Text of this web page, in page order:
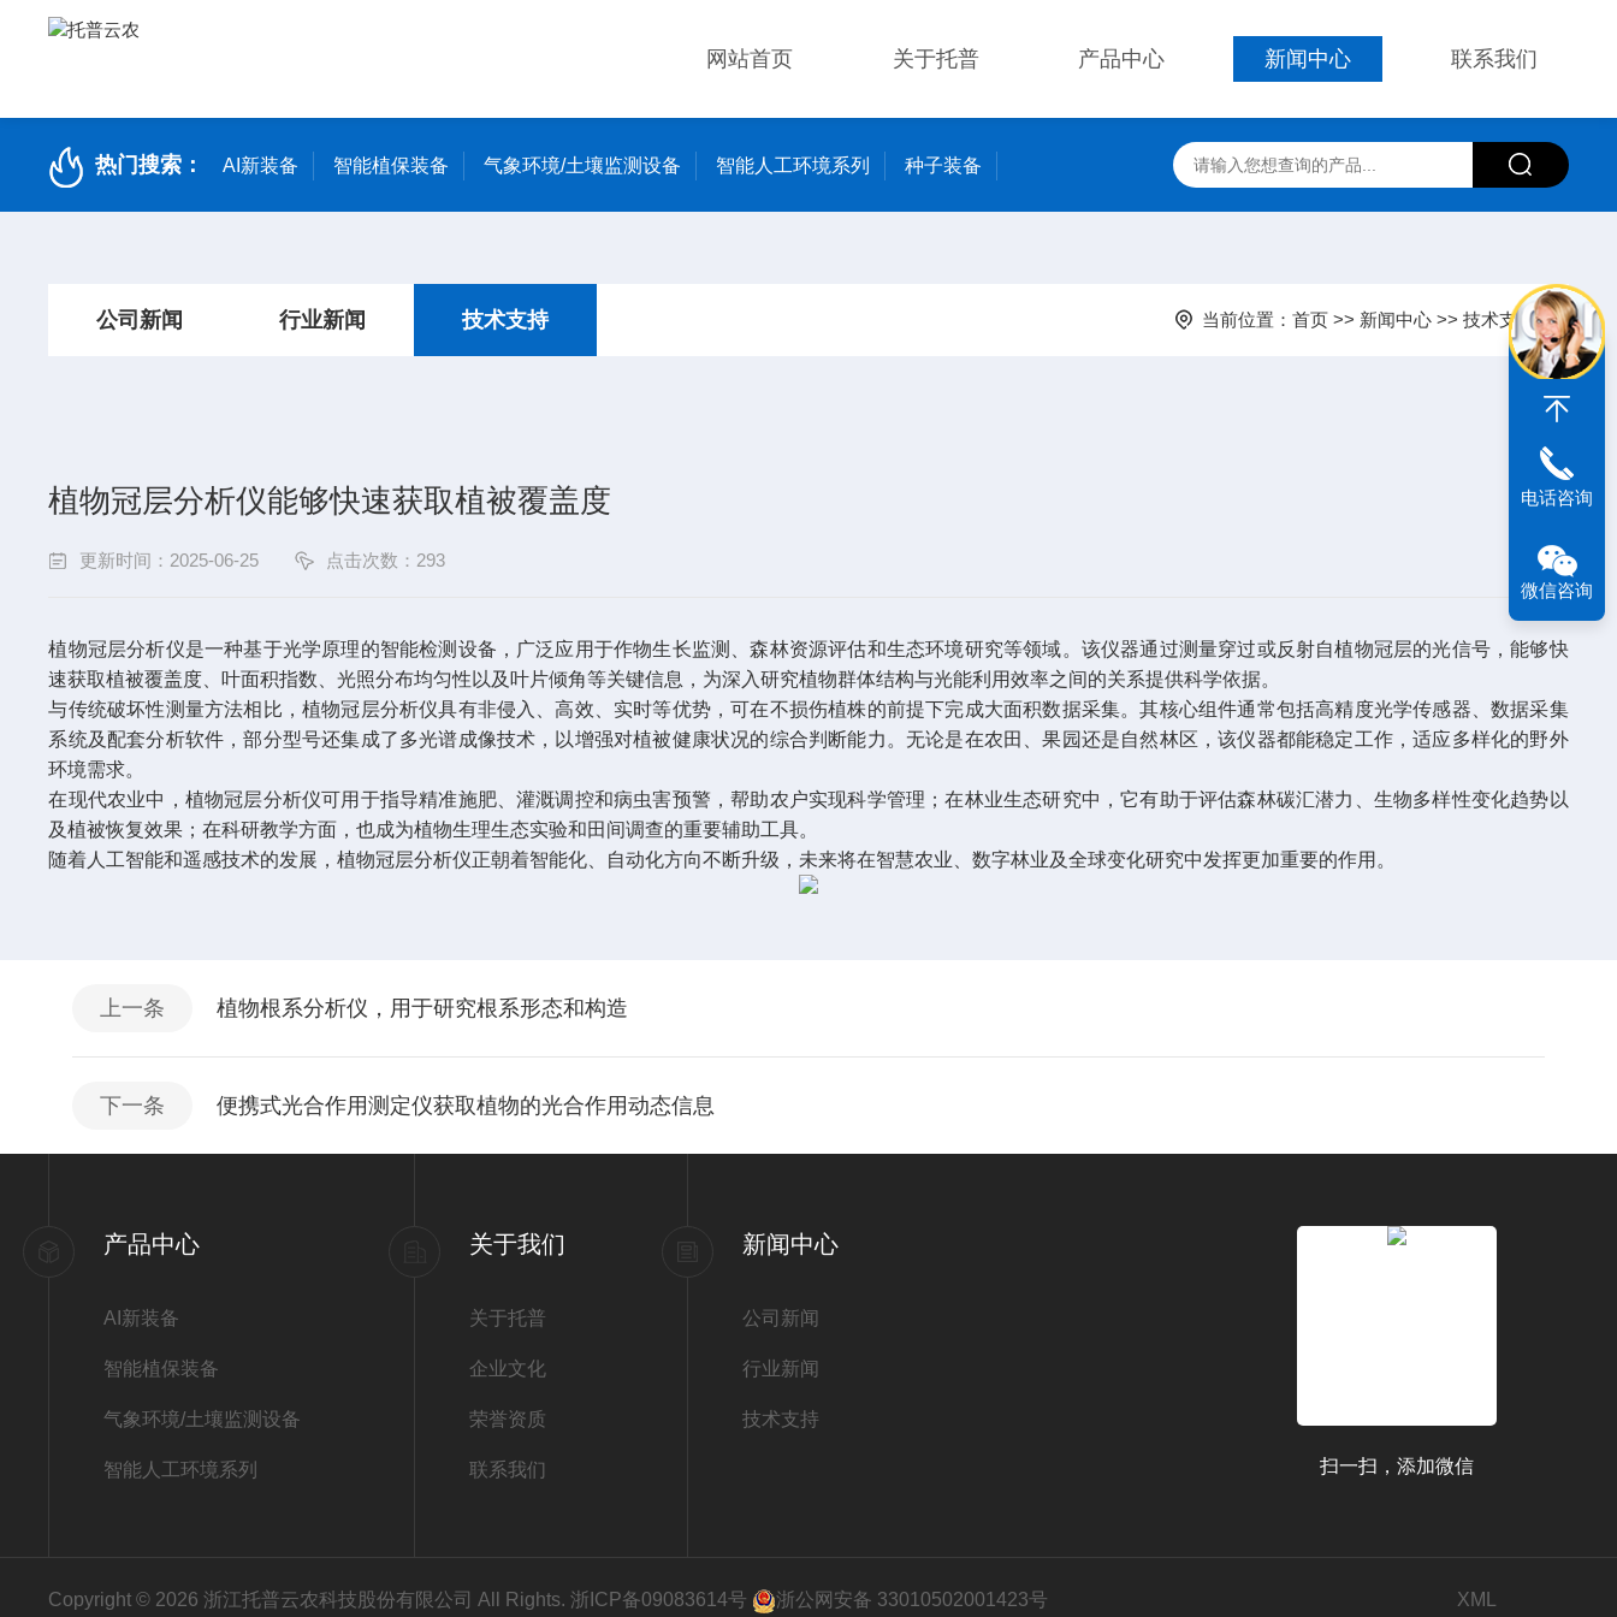
网站首页 关于托普 产品中心 新闻中心 联系我们
热门搜索： AI新装备 智能植保装备 气象环境/土壤监测设备 智能人工环境系列 种子装备
公司新闻 行业新闻 技术支持 当前位置： 首页>> 新闻中心>> 技术支持
植物冠层分析仪能够快速获取植被覆盖度
更新时间：2025-06-25 点击次数：293
植物冠层分析仪是一种基于光学原理的智能检测设备，广泛应用于作物生长监测、森林资源评估和生态环境研究等领域。该仪器通过测量穿过或反射自植物冠层的光信号，能够快
速获取植被覆盖度、叶面积指数、光照分布均匀性以及叶片倾角等关键信息，为深入研究植物群体结构与光能利用效率之间的关系提供科学依据。
与传统破坏性测量方法相比，植物冠层分析仪具有非侵入、高效、实时等优势，可在不损伤植株的前提下完成大面积数据采集。其核心组件通常包括高精度光学传感器、数据采集
系统及配套分析软件，部分型号还集成了多光谱成像技术，以增强对植被健康状况的综合判断能力。无论是在农田、果园还是自然林区，该仪器都能稳定工作，适应多样化的野外
环境需求。
在现代农业中，植物冠层分析仪可用于指导精准施肥、灌溉调控和病虫害预警，帮助农户实现科学管理；在林业生态研究中，它有助于评估森林碳汇潜力、生物多样性变化趋势以
及植被恢复效果；在科研教学方面，也成为植物生理生态实验和田间调查的重要辅助工具。
随着人工智能和遥感技术的发展，植物冠层分析仪正朝着智能化、自动化方向不断升级，未来将在智慧农业、数字林业及全球变化研究中发挥更加重要的作用。
上一条 植物根系分析仪，用于研究根系形态和构造
下一条 便携式光合作用测定仪获取植物的光合作用动态信息
产品中心
AI新装备
智能植保装备
气象环境/土壤监测设备
智能人工环境系列
关于我们
关于托普
企业文化
荣誉资质
联系我们
新闻中心
公司新闻
行业新闻
技术支持
扫一扫，添加微信
Copyright © 2026 浙江托普云农科技股份有限公司 All Rights.浙ICP备09083614号 浙公网安备 33010502001423号 XML
电话咨询
微信咨询